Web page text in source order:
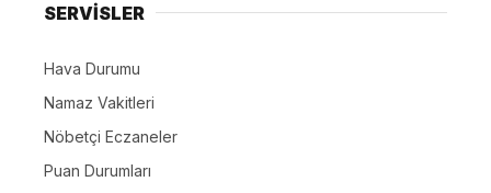
SERVİSLER
Hava Durumu
Namaz Vakitleri
Nöbetçi Eczaneler
Puan Durumları